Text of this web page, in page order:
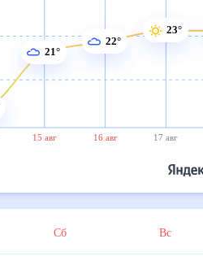
15 авг 16 авг 17 авг
21°
22°
23°
Сб Вс